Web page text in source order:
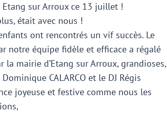
sur Arroux ce 13 juillet !
était avec nous !
ont rencontrés un vif succès. Le
notre équipe fidèle et efficace a régalé
mairie d’Etang sur Arroux, grandioses,
CALARCO et le DJ Régis
joyeuse et festive comme nous les